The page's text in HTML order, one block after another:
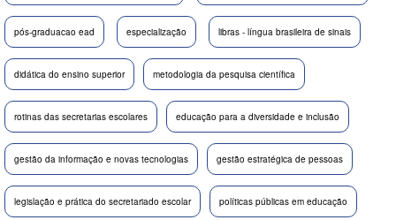
pós-graduacao ead especialização libras - língua brasileira de sinais
didática do ensino superior metodologia da pesquisa científica
rotinas das secretarias escolares educação para a diversidade e inclusão
gestão da informação e novas tecnologias gestão estratégica de pessoas
legislação e prática do secretariado escolar políticas públicas em educação